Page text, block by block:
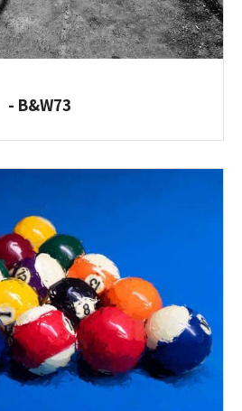
B&W73 -